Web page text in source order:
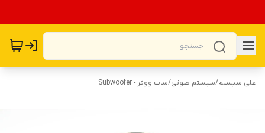
علی سیستم/سیستم صوتی/ساب ووفر - Subwoofer